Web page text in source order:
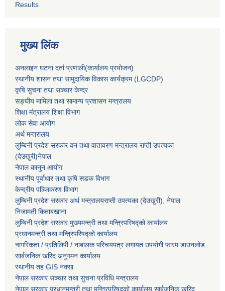
Results
मुख्य लिंक
अनलाइन घटना दर्ता प्रणाली(कार्यालय प्रयोजन)
स्थानीय शासन तथा सामुदायिक विकास कार्यक्रम (LGCDP)
कृषि सुचना तथा सञ्चार केन्द्र
सङ्घीय मामिला तथा सामान्य प्रशासन मन्त्रालय
शिक्षा मंत्रालय शिक्षा विभाग
लोक सेवा आयोग
अर्थ मन्त्रालय
लुम्बिनी प्रदेश सरकार वन तथा वातावरण मन्त्रालय राप्ती उपत्यका
(देउखुरी)नेपाल
नेपाल कानुन आयोग
स्थानीय पूर्वाधार तथा कृषि सडक विभाग
केन्द्रीय पञ्जिकरण विभाग
लुम्बिनी प्रदेश सरकार अर्थ मन्त्रालयराप्ती उपत्यका (देउखुरी), नेपाल
निजामती किताबखाना
लुम्बिनी प्रदेश सरकार मुख्यमन्त्री तथा मन्त्रिपरिषद्को कार्यालय
प्रधानमन्त्री तथा मन्त्रिपरिषद्को कार्यालय
नागरिकता / प्रतिलिपी / नाबालक परिचयपत्र लगायत उपयोगी फारम डाउनलोड
सार्बजनिक खरिद अनुगमन कार्यालय
स्थानीय तह GIS नक्सा
नेपाल सरकारसञ्चार तथा सुचना प्रविधि मन्त्रालय
नेपाल सरकार प्रधानमन्त्री तथा मन्त्रिपरिषदको कार्यालय सार्बजनिक खरिद